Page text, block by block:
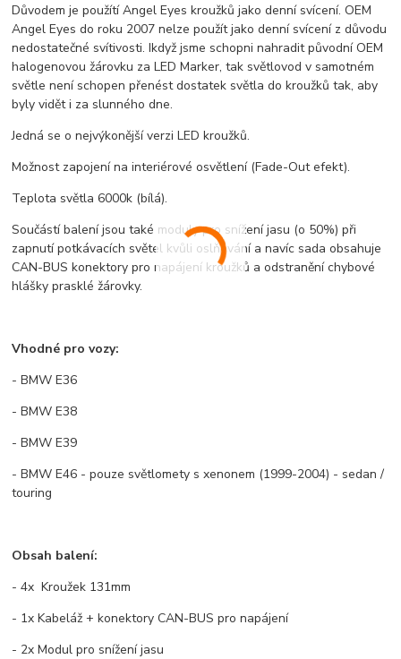
Důvodem je použítí Angel Eyes kroužků jako denní svícení. OEM
Angel Eyes do roku 2007 nelze použít jako denní svícení z důvodu
nedostatečné svítivosti. Ikdyž jsme schopni nahradit původní OEM
halogenovou žárovku za LED Marker, tak světlovod v samotném
světle není schopen přenést dostatek světla do kroužků tak, aby
byly vidět i za slunného dne.
Jedná se o nejvýkonější verzi LED kroužků.
Možnost zapojení na interiérové osvětlení (Fade-Out efekt).
Teplota světla 6000k (bílá).
Součástí balení jsou také moduly pro snížení jasu (o 50%) při
zapnutí potkávacích světel kvůli oslňování a navíc sada obsahuje
CAN-BUS konektory pro napájení kroužků a odstranění chybové
hlášky prasklé žárovky.
Vhodné pro vozy:
- BMW E36
- BMW E38
- BMW E39
- BMW E46 - pouze světlomety s xenonem (1999-2004) - sedan /
touring
Obsah balení:
- 4x Kroužek 131mm
- 1x Kabeláž + konektory CAN-BUS pro napájení
- 2x Modul pro snížení jasu